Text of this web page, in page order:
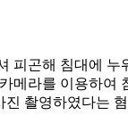
피곤해 침대에 누
메라를 이용하여
진 촬영하였다는 혐